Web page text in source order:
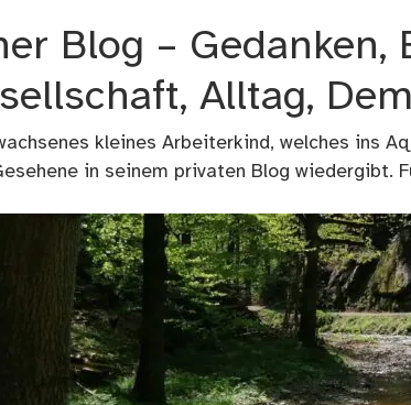
Blog – Gedanken,
Alltag,
kleines Arbeiterkind, welches ins
in seinem privaten Blog wiedergibt.